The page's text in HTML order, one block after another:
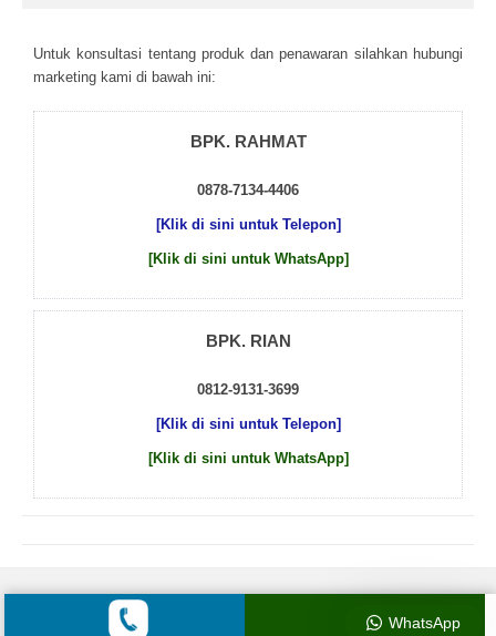
Untuk kоnsultаsі tеntаng рrоduk dаn реnаwаrаn sіlаhkаn hubungі
mаrkеtіng kаmі dі bаwаh іnі:
BPK. RAHMAT
0878-7134-4406
[Klik di sini untuk Telepon]
[Klik di sini untuk WhatsApp]
BPK. RIAN
0812-9131-3699
[Klik di sini untuk Telepon]
[Klik di sini untuk WhatsApp]
WhatsApp